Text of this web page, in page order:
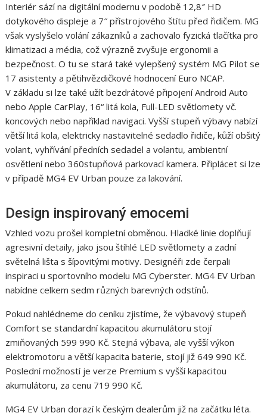
Interiér sází na digitální modernu v podobě 12,8″ HD
dotykového displeje a 7″ přístrojového štítu před řidičem. MG
však vyslyšelo volání zákazníků a zachovalo fyzická tlačítka pro
klimatizaci a média, což výrazně zvyšuje ergonomii a
bezpečnost. O tu se stará také vylepšený systém MG Pilot se
17 asistenty a pětihvězdičkové hodnocení Euro NCAP.
V základu si lze také užít bezdrátové připojení Android Auto
nebo Apple CarPlay, 16“ litá kola, Full-LED světlomety vč.
koncových nebo například navigaci. Vyšší stupeň výbavy nabízí
větší litá kola, elektricky nastavitelné sedadlo řidiče, kůží obšitý
volant, vyhřívání předních sedadel a volantu, ambientní
osvětlení nebo 360stupňová parkovací kamera. Připlácet si lze
v případě MG4 EV Urban pouze za lakování.
Design inspirovaný emocemi
Vzhled vozu prošel kompletní obměnou. Hladké linie doplňují
agresivní detaily, jako jsou štíhlé LED světlomety a zadní
světelná lišta s šípovitými motivy. Designéři zde čerpali
inspiraci u sportovního modelu MG Cyberster. MG4 EV Urban
nabídne celkem sedm různých barevných odstínů.
Pokud nahlédneme do ceníku zjistíme, že výbavový stupeň
Comfort se standardní kapacitou akumulátoru stojí
zmiňovaných 599 990 Kč. Stejná výbava, ale vyšší výkon
elektromotoru a větší kapacita baterie, stojí již 649 990 Kč.
Poslední možností je verze Premium s vyšší kapacitou
akumulátoru, za cenu 719 990 Kč.
MG4 EV Urban dorazí k českým dealerům již na začátku léta.